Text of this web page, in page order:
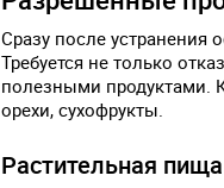
Сразу после устранения
Требуется не только
полезными продуктами.
орехи, сухофрукты.
Растительная пища